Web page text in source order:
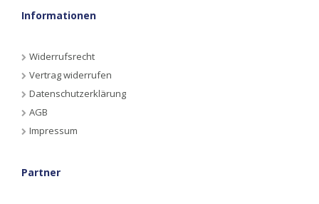
Informationen
Widerrufsrecht
Vertrag widerrufen
Datenschutzerklärung
AGB
Impressum
Partner